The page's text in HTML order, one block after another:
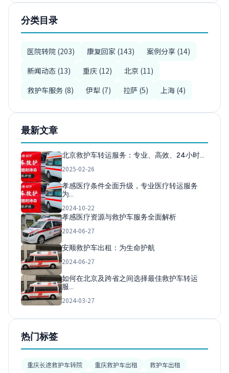
分类目录
医院转院 (203) 康复回家 (143)
案例分享 (14)
新闻动态 (13)
重庆 (12)
北京 (11)
救护车服务 (8)
伊犁 (7) 拉萨 (5) 上海 (4)
最新文章
北京救护车转运服务：专业、高效、24小时…
2025-02-26
孝感医疗条件全面升级，专业医疗转运服务
为…
2024-10-22
孝感医疗资源与救护车服务全面解析
2024-06-27
安顺救护车出租：为生命护航
2024-06-27
如何在北京及跨省之间选择最佳救护车转运
服…
2024-03-27
热门标签
重庆长途救护车转院 重庆救护车出租
救护车出租